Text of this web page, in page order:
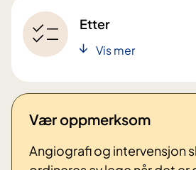
Etter
Vis mer
Vær oppmerksom
Angiografi og intervensjon